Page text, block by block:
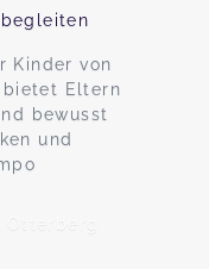
Kinder von
Eltern
bewusst
und
Otterberg